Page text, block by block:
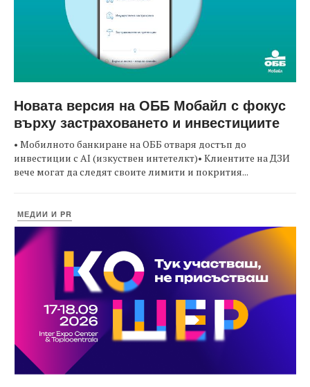
Новата версия на ОББ Мобайл с фокус
върху застраховането и инвестициите
• Мобилното банкиране на ОББ отваря достъп до
инвестиции с AI (изкуствен интетелкт)• Клиентите на ДЗИ
вече могат да следят своите лимити и покрития...
МЕДИИ И PR